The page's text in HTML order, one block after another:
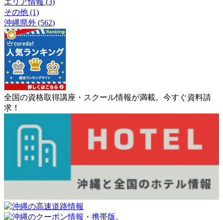
その他 (1)
沖縄県外 (562)
全国の資格取得講座・スクール情報が満載。今すぐ資料請
求！